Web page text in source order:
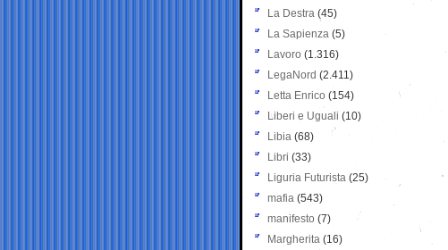
La Destra (45)
La Sapienza (5)
Lavoro (1.316)
LegaNord (2.411)
Letta Enrico (154)
Liberi e Uguali (10)
Libia (68)
Libri (33)
Liguria Futurista (25)
mafia (543)
manifesto (7)
Margherita (16)